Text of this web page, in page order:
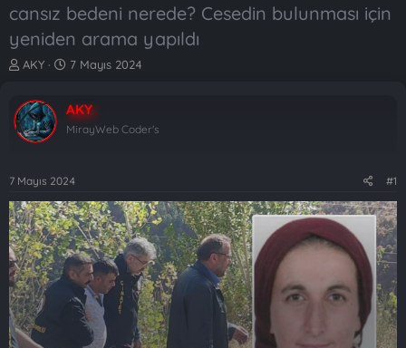
cansız bedeni nerede? Cesedin bulunması için
yeniden arama yapıldı
K
b
u
y
b
ş
l
a
t
a
n
AKY
B
l
a
ı
t
a
r
i
h
7 Mayıs 2024
AKY
MirayWeb Coder's
7 Mayıs 2024 #1